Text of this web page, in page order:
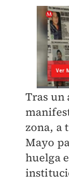
Tras un
zona, a
Mayo
huelga